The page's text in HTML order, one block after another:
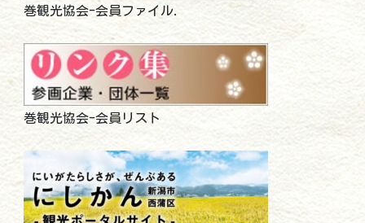
巻観光協会-会員ファイル.
巻観光協会-会員リスト